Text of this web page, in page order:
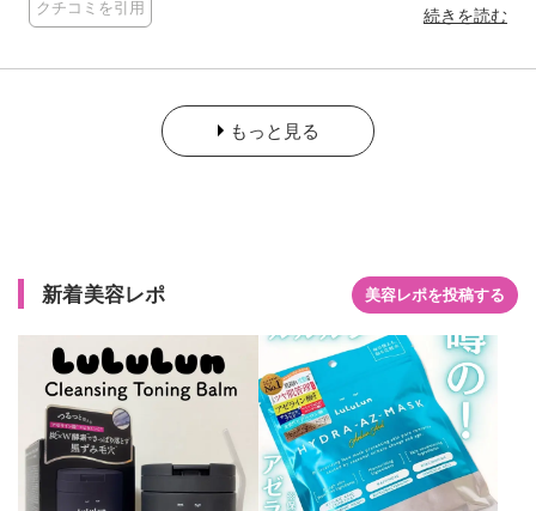
赤、黒、白、水色と4種類発売され、 今回は、黒の「ルルルン
なめらかな肌に導いてくれます。 真っ黒の炭のような色のバー
ムで、お肌にのせると体温でとろっと溶けていきます。 クレン
くれます。 ジェルよりもしっかり落ちて、オイルよりも摩擦が
少ないという観点で つくられたクレンジングトーニングバー
マツエクもOKで、マツエクしているときにも使っています。
肌荒れが気になる時に黒のクレンジングトーニングバーム、使
っています！ このメルティ感、ハマります。
クチコミを引用 続きを読む
もっと見る
新着美容レポ 美容レポを投稿する